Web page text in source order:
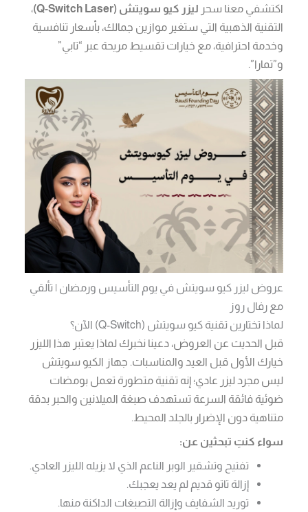
اكتشفي معنا سحر ليزر كيو سويتش (Q-Switch Laser)
،
التقنية الذهبية التي ستغير موازين جمالك، بأسعار تنافسية
وخدمة احترافية، مع خيارات تقسيط مريحة عبر “تابي”
و”تمارا”.
عروض ليزر كيو سويتش في يوم التأسيس ورمضان | تألقي
مع رفال روز
لماذا تختارين تقنية كيو سويتش (Q-Switch) الآن؟
قبل الحديث عن العروض، دعينا نخبرك لماذا يعتبر هذا الليزر
خيارك الأول قبل العيد والمناسبات. جهاز الكيو سويتش
ليس مجرد ليزر عادي؛ إنه تقنية متطورة تعمل بومضات
ضوئية فائقة السرعة تستهدف صبغة الميلانين والحبر بدقة
متناهية دون الإضرار بالجلد المحيط.
سواء كنتِ تبحثين عن:
تفتيح وتشقير الوبر الناعم الذي لا يزيله الليزر العادي.
إزالة تاتو قديم لم يعد يعجبك.
توريد الشفايف وإزالة التصبغات الداكنة منها.